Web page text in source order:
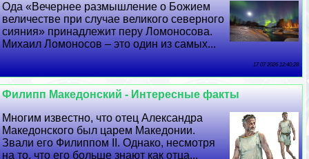
Ода «Вечернее размышление о Божием
величестве при случае великого северного
сияния» принадлежит перу Ломоносова.
Михаил Ломоносов – это один из самых...
17 07 2026 12:40:28
Филипп Македонский - Интересные факты
Многим известно, что отец Александра
Македонского был царем Македонии.
Звали его Филиппом II. Однако, несмотря
на то, что его больше знают как отца...